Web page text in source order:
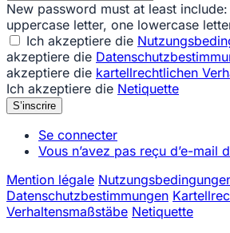
New password must at least
uppercase letter, one lowercase
Ich akzeptiere die
akzeptiere die
akzeptiere die kartellrechtlichen
Ich akzeptiere die Netiquette
Se connecter
Vous n’avez pas reçu d’e-mail
Mention légale
Datenschutzbestimmungen
Verhaltensmaßstäbe Netiquette